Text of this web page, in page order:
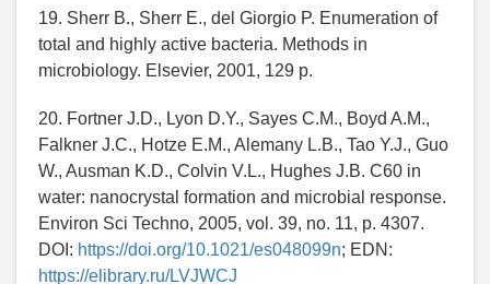
19. Sherr B., Sherr E., del Giorgio P. Enumeration of
total and highly active bacteria. Methods in
microbiology. Elsevier, 2001, 129 p.
20. Fortner J.D., Lyon D.Y., Sayes C.M., Boyd A.M.,
Falkner J.C., Hotze E.M., Alemany L.B., Tao Y.J., Guo
W., Ausman K.D., Colvin V.L., Hughes J.B. C60 in
water: nanocrystal formation and microbial response.
Environ Sci Techno, 2005, vol. 39, no. 11, p. 4307.
DOI: https://doi.org/10.1021/es048099n; EDN:
https://elibrary.ru/LVJWCJ